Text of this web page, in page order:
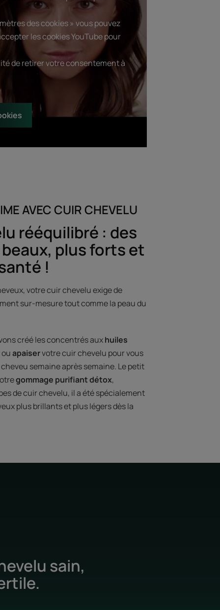
des cookies » vous pouvez
les cookies YouTube pour
de retirer votre consentement à
AVEC CUIR CHEVELU
rééquilibré : des
plus forts et
!
votre cuir chevelu exige de
sur-mesure tout comme la peau du
créé les concentrés auxhuiles
ouapaiservotre cuir chevelu pour vous
semaine après semaine. Le petit
gommage purifiant détox,
de cuir chevelu, il a été spécialement
plus brillants et plus légers​ dès la
sain,